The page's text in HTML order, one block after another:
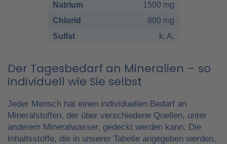
Natrium
1500 mg
Chlorid
800 mg
Sulfat
k. A.
Der Tagesbedarf an Mineralien – so
individuell wie Sie selbst
Jeder Mensch hat einen individuellen Bedarf an
Mineralstoffen, der über verschiedene Quellen, unter
anderem Mineralwasser, gedeckt werden kann. Die
Inhaltsstoffe, die in unserer Tabelle angegeben werden,